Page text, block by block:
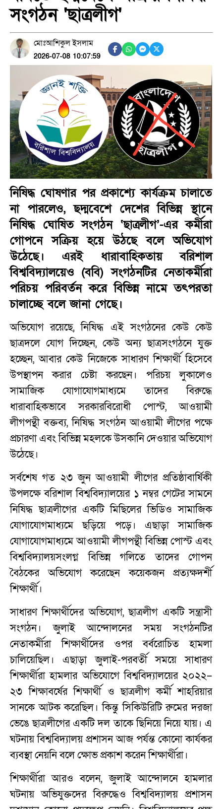
সংগঠন 'ছাত্রলীগ'
মোঃআশিকুল ইসলাম
2026-07-08 10:07:59
নিষিদ্ধ ঘোষণার পর প্রকাশ্যে কার্যক্রম চালাতে
না পারলেও, ছদ্মবেশে দেশের বিভিন্ন স্থানে
নিষিদ্ধ ঘোষিত সংগঠন ‘ছাত্রলীগ’-এর কর্মীরা
গোপনে সক্রিয় হয়ে উঠছে বলে অভিযোগ
উঠেছে। এরই ধারাবাহিকতায় বরিশাল
বিশ্ববিদ্যালয়েও (ববি) সংগঠনটির নেতাকর্মীরা
পরিচয় পরিবর্তন করে বিভিন্ন নামে তৎপরতা
চালাচ্ছে বলে জানা গেছে।
অভিযোগ রয়েছে, নিষিদ্ধ এই সংগঠনের কেউ কেউ
ছাত্রদলে যোগ দিচ্ছেন, কেউ অন্য ছাত্রসংগঠনে যুক্ত
হচ্ছেন, আবার কেউ নিজেকে সাধারণ শিক্ষার্থী হিসেবে
উপস্থাপন করার চেষ্টা করছেন। পরিচয় লুকালেও
সামাজিক যোগাযোগমাধ্যমে তাদের বিরুদ্ধে
ধারাবাহিকভাবে সরকারবিরোধী পোস্ট, আওয়ামী
লীগপন্থী বক্তব্য, নিষিদ্ধ সংগঠন আওয়ামী লীগের পক্ষে
প্রচারণা এবং বিভিন্ন মহলকে উসকানি দেওয়ার অভিযোগ
উঠেছে।
সর্বশেষ গত ২৩ জুন আওয়ামী লীগের প্রতিষ্ঠাবার্ষিকী
উপলক্ষে বরিশাল বিশ্ববিদ্যালয়ের ১ নম্বর গেটের সামনে
নিষিদ্ধ ছাত্রলীগের একটি মিছিলের ভিডিও সামাজিক
যোগাযোগমাধ্যমে ছড়িয়ে পড়ে। এছাড়া সামাজিক
যোগাযোগমাধ্যমে আওয়ামী লীগপন্থী বিভিন্ন পোস্ট এবং
বিশ্ববিদ্যালয়সংলগ্ন বিভিন্ন গলিতে তাদের গোপন
বৈঠকের অভিযোগ করেছেন কয়েকজন প্রত্যক্ষদর্শী
শিক্ষার্থী।
সাধারণ শিক্ষার্থীদের অভিযোগ, ছাত্রলীগ একটি সন্ত্রাসী
সংগঠন। জুলাই আন্দোলনের সময় সংগঠনটির
নেতাকর্মীরা শিক্ষার্থীদের ওপর বর্বরোচিত হামলা
চালিয়েছিল। এছাড়া জুলাই-পরবর্তী সময়ে সাধারণ
শিক্ষার্থীরা হামলার অভিযোগে বিশ্ববিদ্যালয়ের ২০২২–
২৩ শিক্ষাবর্ষের শিক্ষার্থী ও ছাত্রলীগ কর্মী শাহরিয়ার
সানকে আটক করেছিল। কিন্তু সিকিউরিটি রুমের দরজা
ভেঙে ছাত্রলীগের একটি দল তাকে ছিনিয়ে নিয়ে যায়। এ
ঘটনায় বিশ্ববিদ্যালয় প্রশাসন আজ পর্যন্ত কোনো কার্যকর
ব্যবস্থা নেয়নি বলে ক্ষোভ প্রকাশ করেন শিক্ষার্থীরা।
শিক্ষার্থীরা আরও বলেন, জুলাই আন্দোলনে হামলার
ঘটনায় অভিযুক্তদের বিরুদ্ধেও বিশ্ববিদ্যালয় প্রশাসন